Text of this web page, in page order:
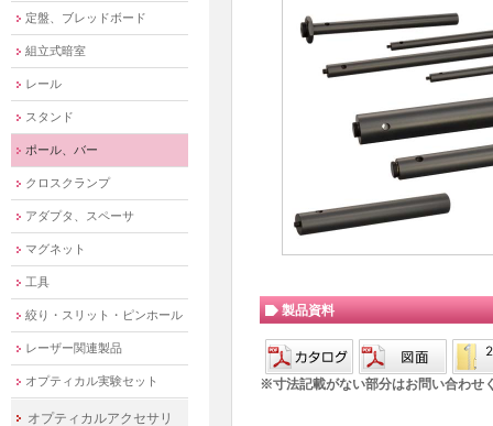
製品資料
※寸法記載がない部分はお問い合わせ
定盤、ブレッドボード
組立式暗室
レール
スタンド
ポール、バー
クロスクランプ
アダプタ、スペーサ
マグネット
工具
絞り・スリット・ピンホール
レーザー関連製品
オプティカル実験セット
オプティカルアクセサリ